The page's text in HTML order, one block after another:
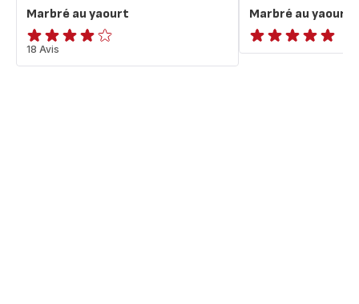
Marbré au yaourt
ratings.4.1
18 Avis
Marbré au yaourt
ratings.NaN